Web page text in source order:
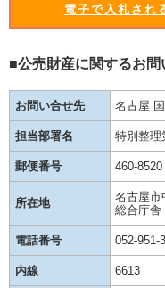
電子で入札され
■公売財産に関するお問
お問い合せ先 名古屋
担当部署名 特別整理
郵便番号 460-8520
所在地
名古屋市
総合庁舎
電話番号 052-951-
内線 6613